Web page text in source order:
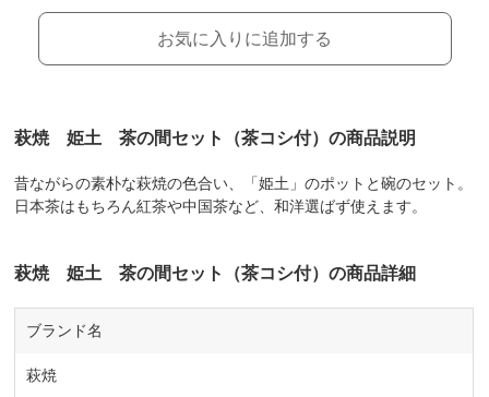
お気に入りに追加する
萩焼 姫土 茶の間セット（茶コシ付）の商品説明
昔ながらの素朴な萩焼の色合い、「姫土」のポットと碗のセット。
日本茶はもちろん紅茶や中国茶など、和洋選ばず使えます。
萩焼 姫土 茶の間セット（茶コシ付）の商品詳細
ブランド名
萩焼